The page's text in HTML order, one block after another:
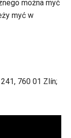
można myć
myć w
241, 760 01 Zlín;